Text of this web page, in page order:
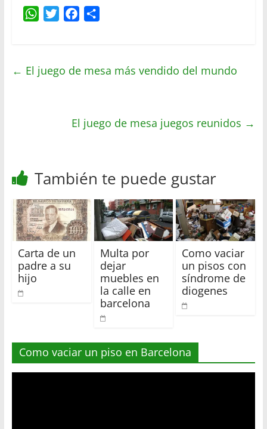
W
s
t
b
k
a
i
← El juego de mesa más vendido del mundo
El juego de mesa juegos reunidos →
También te puede gustar
Carta de un
padre a su
hijo
Multa por
dejar
muebles en
la calle en
barcelona
Como vaciar
un pisos con
síndrome de
diogenes
Como vaciar un piso en Barcelona